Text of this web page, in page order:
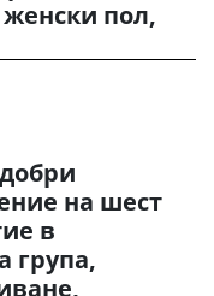
пол,
на шест
в
група,